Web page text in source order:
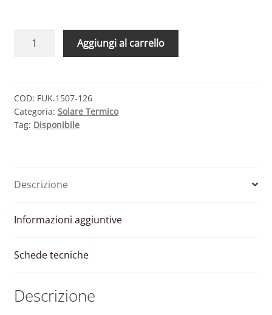
CMG
CMU
1507-
126
CIRCOLAZIONE
1500
quantità
Aggiungi al carrello
COD: FUK.1507-126
Categoria: Solare Termico
Tag: Disponibile
Descrizione
Informazioni aggiuntive
Schede tecniche
Descrizione